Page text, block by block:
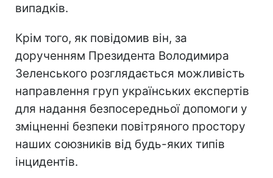
випадків.
Крім того, як повідомив він, за
дорученням Президента Володимира
Зеленського розглядається можливість
направлення груп українських експертів
для надання безпосередньої допомоги у
зміцненні безпеки повітряного простору
наших союзників від будь-яких типів
інцидентів.